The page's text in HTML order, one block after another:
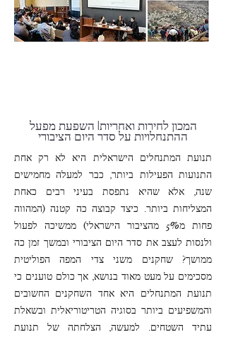
המכון לחירות ואחריות| השפעת מפעל
ההתנחלויות על סדר היום הציבורי
תנועת המתנחלים הישראלית היא לא רק אחת
התנועות הפעילות ביותר, כבר למעלה מחמישים
שנה, אלא שהיא נתפסת בעיני רבים כאחת
המצליחות ביותר. כיצד קבוצה כה קטנה )המהווה
פחות מ5% מהציבור הישראלי( ממשיכה לפעול
ולנסות לעצב את סדר היום הציבורי ובמשך זמן כה
ממושך? שחקנים משני צדי המפה הפוליטית
מסכימים על מעט מאוד בנושא, אך כולם טוענים כי
תנועת המתנחלים היא אחד השחקנים החשובים
והמשפיעים ביותר בסוגיה הטריטוריאלית ובשאלת
עתיד השטחים. למעשה, הצלחתה של תנועת